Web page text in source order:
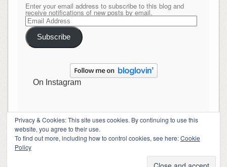
Enter your email address to subscribe to this blog and
receive notifications of new posts by email.
Email
Address
Subscribe
On Instagram
Copyright Penciltwister
Theme BySiteOrigin
Privacy & Cookies: This site uses cookies. By continuing to use this
website, you agree to their use.
To find out more, including how to control cookies, see here:Cookie
Policy